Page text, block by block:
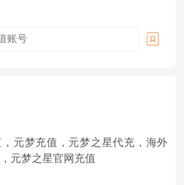
元梦充值 ， 元梦之星代充 ，海外
， 元梦之星官网充值